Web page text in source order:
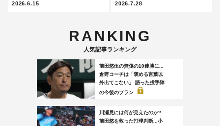
2026.6.15 2026.7.28
RANKING
人気記事ランキング
前田悠伍の無傷の10連勝に...
倉野コーチは「褒める言葉以
外出てこない」 語った投手陣
の今後のプラン
川瀬晃には何が見えたのか?
前田悠を救った打球判断...小